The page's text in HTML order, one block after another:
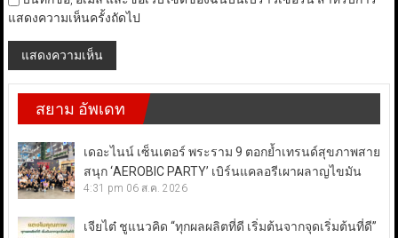
แสดงความเห็นครั้งถัดไป
สยาม อัพเดท
เดอะไนน์ เซ็นเตอร์ พระราม 9 ตอกย้ำเทรนด์สุขภาพสาย
สนุก ‘AEROBIC PARTY’ เบิร์นแคลอรีเผาผลาญไขมัน
4:31 pm 06 ส.ค. 2026
เจียไต๋ ชูแนวคิด “ทุกผลผลิตที่ดี เริ่มต้นจากจุดเริ่มต้นที่ดี”